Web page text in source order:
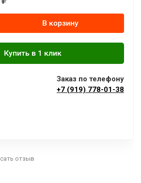
В корзину
Заказ по телефону
+7 (919) 778-01-38
отзыв